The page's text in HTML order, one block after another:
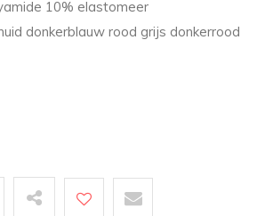
10% elastomeer
donkerblauw rood grijs donkerrood